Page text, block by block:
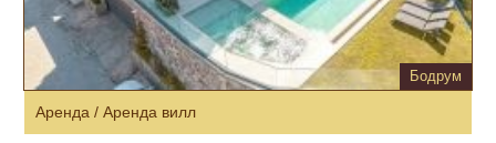
Бодрум
Аренда / Аренда вилл